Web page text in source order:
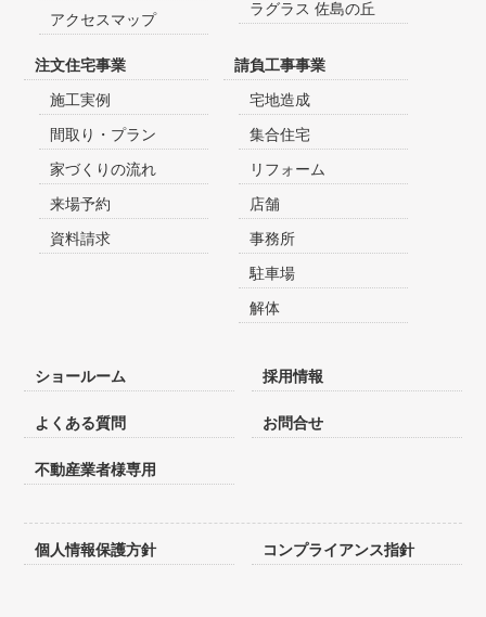
アクセスマップ
ラグラス 佐島の丘
注文住宅事業
施工実例
間取り・プラン
家づくりの流れ
来場予約
資料請求
請負工事事業
宅地造成
集合住宅
リフォーム
店舗
事務所
駐車場
解体
ショールーム 採用情報
よくある質問 お問合せ
不動産業者様専用
個人情報保護方針 コンプライアンス指針